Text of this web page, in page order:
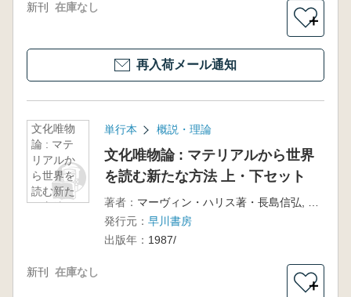
新刊 在庫なし
＋
再入荷メール通知
文化唯物
論 : マテ
リアルか
ら世界を
読む新た
な方法
単行本 概説・理論
文化唯物論 : マテリアルから世界
を読む新たな方法 上・下セット
著者：
発行元： 早川書房
出版年： 1987/
新刊 在庫なし
＋